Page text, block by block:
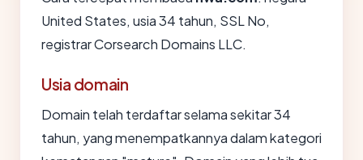
United States, usia 34 tahun, SSL No,
registrar Corsearch Domains LLC.
Usia domain
Domain telah terdaftar selama sekitar 34
tahun, yang menempatkannya dalam kategori